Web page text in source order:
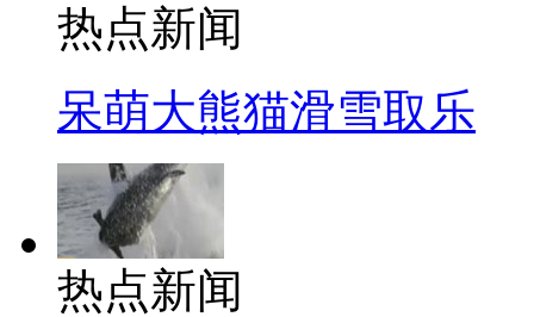
热点新闻
呆萌大熊猫滑雪取乐
热点新闻